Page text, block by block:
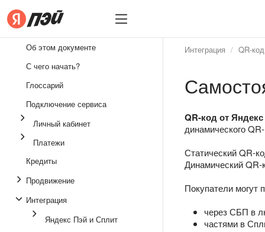
Бизнесу
Личный кабинет
Кредиты
Юридические вопросы
Об этом документе
С чего начать?
Глоссарий
Подключение сервиса
Личный кабинет
Платежи
Кредиты
Продвижение
Интеграция
Яндекс Пэй и Сплит
Интеграция
QR‑код от
динамического
Статический QR-
Динамический QR-
Покупатели могут
через СБП в
частями в